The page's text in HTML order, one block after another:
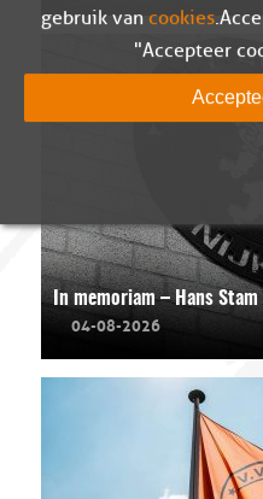
In memoriam – Hans Stam
04-08-2026
gebruik van cookies.
"Accepteer